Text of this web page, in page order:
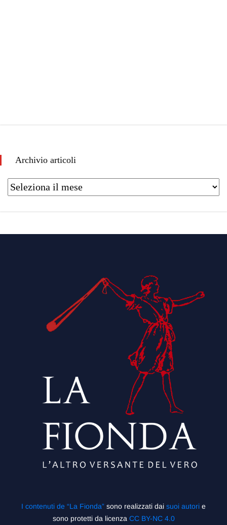
Archivio articoli
I contenuti de “La Fionda” sono realizzati dai suoi autori e
sono protetti da licenza CC BY-NC 4.0